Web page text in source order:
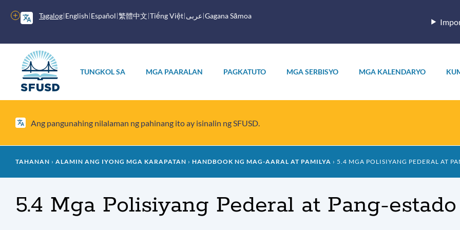
ang
pangunahing
Tagalog English Español 繁體中文 Tiếng Việt عربى Gagana Sāmoa
Higit
pang
opsyon
menu
TUNGKOL SA MGA PAARALAN PAGKATUTO MGA SERBISYO MGA KALENDARYO
Ang pangunahing nilalaman ng pahinang ito ay isinalin ng SFUSD.
Mumo
tinapay
TAHANAN ALAMIN ANG IYONG MGA KARAPATAN HANDBOOK NG MAG-AARAL AT PAMILYA 5.4 MGA POLISIYANG PEDERAL AT
5.4 Mga Polisiyang Pederal at Pang-estado